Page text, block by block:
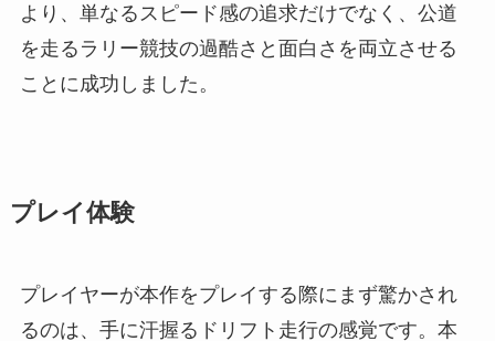
より、単なるスピード感の追求だけでなく、公道
を走るラリー競技の過酷さと面白さを両立させる
ことに成功しました。
プレイ体験
プレイヤーが本作をプレイする際にまず驚かされ
るのは、手に汗握るドリフト走行の感覚です。本